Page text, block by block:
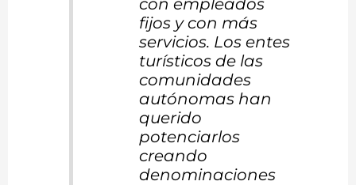
con empleados
fijos y con más
servicios. Los entes
turísticos de las
comunidades
autónomas han
querido
potenciarlos
creando
denominaciones